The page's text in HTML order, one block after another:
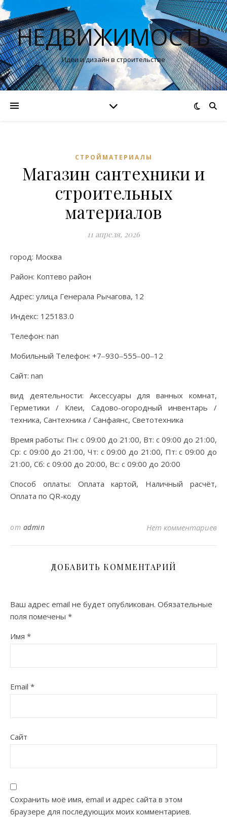
НЕДВИЖИМОСТЬ
Идеи и дизайн в строительстве
СТРОЙМАТЕРИАЛЫ
Магазин сантехники и
строительных
материалов
11 апреля, 2026
город: Москва
Район: Коптево район
Адрес: улица Генерала Рычагова, 12
Индекс: 125183.0
Телефон: nan
Мобильный Телефон: +7‒930‒555‒00‒12
Сайт: nan
вид деятельности: Аксессуары для ванных комнат,
Герметики / Клеи, Садово-огородный инвентарь /
техника, Сантехника / Санфаянс, Светотехника
Время работы: Пн: с 09:00 до 21:00, Вт: с 09:00 до 21:00,
Ср: с 09:00 до 21:00, Чт: с 09:00 до 21:00, Пт: с 09:00 до
21:00, Сб: с 09:00 до 20:00, Вс: с 09:00 до 20:00
Способ оплаты: Оплата картой, Наличный расчёт,
Оплата по QR-коду
от admin Нет комментариев
ДОБАВИТЬ КОММЕНТАРИЙ
Ваш адрес email не будет опубликован. Обязательные
поля помечены *
Имя *
Email *
Сайт
Сохранить моё имя, email и адрес сайта в этом
браузере для последующих моих комментариев.